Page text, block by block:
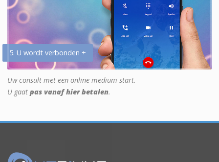
5. U wordt verbonden +
Uw consult met een online medium start.
U gaat pas vanaf hier betalen.